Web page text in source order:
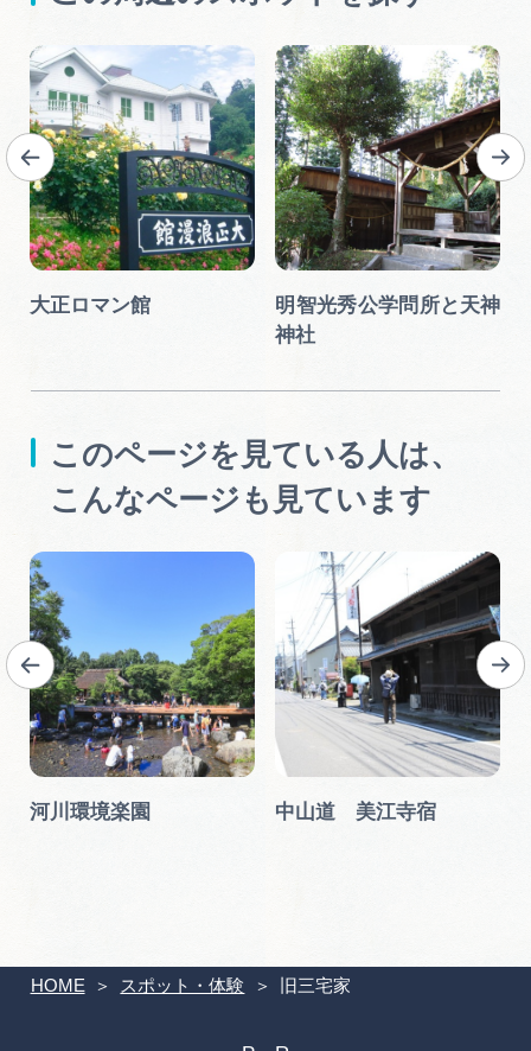
HOME スポット・体験 旧三宅家
大正ロマン館
明智光秀公学問所と天神
神社
このページを見ている人は、
こんなページも見ています
河川環境楽園 中山道 美江寺宿